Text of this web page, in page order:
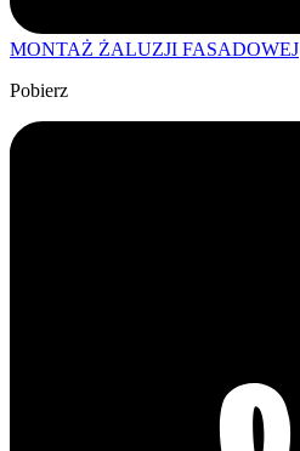
MONTAŻ ŻALUZJI FASADOWEJ
Pobierz